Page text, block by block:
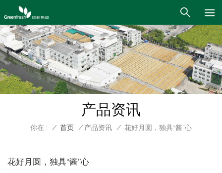
产品资讯
你在 : / 首页 / 产品资讯 / 花好月圆，独具“酱”心
花好月圆，独具“酱”心